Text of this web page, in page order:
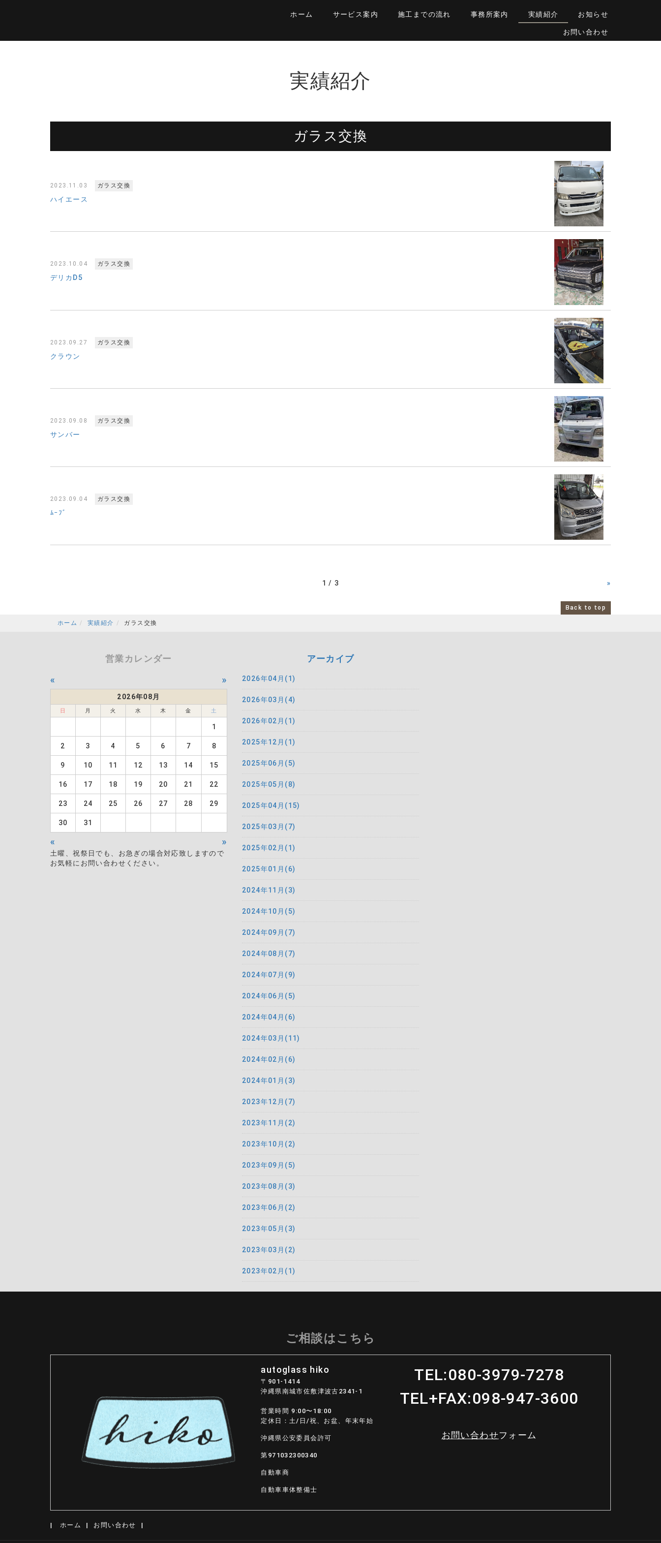
ホーム サービス案内 施工までの流れ 事務所案内 実績紹介 お知らせ
お問い合わせ
実績紹介
ガラス交換
2023.11.03 ガラス交換
ハイエース
2023.10.04 ガラス交換
デリカD5
2023.09.27 ガラス交換
クラウン
2023.09.08 ガラス交換
サンバー
2023.09.04 ガラス交換
ﾑｰﾌﾞ
1 / 3 »
Back to top
ホーム 実績紹介 ガラス交換
営業カレンダー
« »
2026年08月
日 月 火 水 木 金 土
1
2 3 4 5 6 7 8
9 10 11 12 13 14 15
16 17 18 19 20 21 22
23 24 25 26 27 28 29
30 31
« »
土曜、祝祭日でも、お急ぎの場合対応致しますので
お気軽にお問い合わせください。
アーカイブ
2026年04月(1)
2026年03月(4)
2026年02月(1)
2025年12月(1)
2025年06月(5)
2025年05月(8)
2025年04月(15)
2025年03月(7)
2025年02月(1)
2025年01月(6)
2024年11月(3)
2024年10月(5)
2024年09月(7)
2024年08月(7)
2024年07月(9)
2024年06月(5)
2024年04月(6)
2024年03月(11)
2024年02月(6)
2024年01月(3)
2023年12月(7)
2023年11月(2)
2023年10月(2)
2023年09月(5)
2023年08月(3)
2023年06月(2)
2023年05月(3)
2023年03月(2)
2023年02月(1)
ご相談はこちら
autoglass hiko
〒901-1414
沖縄県南城市佐敷津波古2341-1
営業時間 9:00〜18:00
定休日：土/日/祝、お盆、年末年始
沖縄県公安委員会許可
第971032300340
自動車商
自動車車体整備士
TEL:080-3979-7278
TEL+FAX:098-947-3600
お問い合わせフォーム
ホーム お問い合わせ